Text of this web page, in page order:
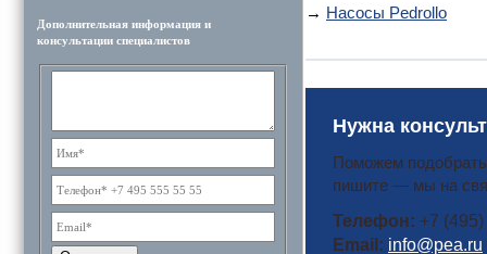
Дополнительная информация и
консультации специалистов
→ Насосы Pedrollo
Нужна
Поможем
пишите — мы на
Телефон: +7
Email: info@pea.ru